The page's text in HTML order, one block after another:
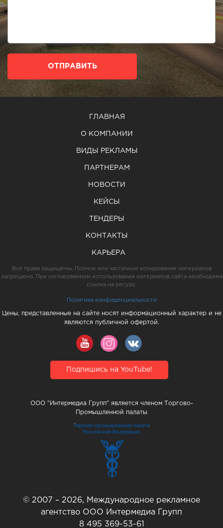
ОТПРАВИТЬ
ГЛАВНАЯ
О КОМПАНИИ
ВИДЫ РЕКЛАМЫ
ПАРТНЕРАМ
НОВОСТИ
КЕЙСЫ
ТЕНДЕРЫ
КОНТАКТЫ
КАРЬЕРА
Все права защищены. Полное или частичное копирование материалов
запрещено. При согласованном использовании материалов сайта необходима
ссылка на ресурс.
Политика конфиденциальности
Цены, представленные на сайте носят информационный характер и не
являются публичной офертой.
Подпишись на YouTube!
ООО "Интермедиа Групп" является членом Торгово-
Промышленной палаты
© 2007 – 2026, Международное рекламное
агентство ООО Интермедиа Групп
8 495 369-53-61